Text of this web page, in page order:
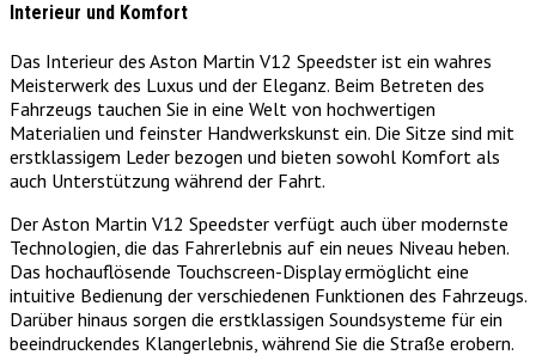
Interieur und Komfort
Das Interieur des Aston Martin V12 Speedster ist ein wahres
Meisterwerk des Luxus und der Eleganz. Beim Betreten des
Fahrzeugs tauchen Sie in eine Welt von hochwertigen
Materialien und feinster Handwerkskunst ein. Die Sitze sind mit
erstklassigem Leder bezogen und bieten sowohl Komfort als
auch Unterstützung während der Fahrt.
Der Aston Martin V12 Speedster verfügt auch über modernste
Technologien, die das Fahrerlebnis auf ein neues Niveau heben.
Das hochauflösende Touchscreen-Display ermöglicht eine
intuitive Bedienung der verschiedenen Funktionen des Fahrzeugs.
Darüber hinaus sorgen die erstklassigen Soundsysteme für ein
beeindruckendes Klangerlebnis, während Sie die Straße erobern.